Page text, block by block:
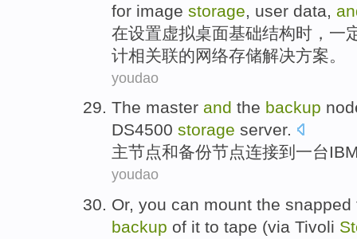
for image storage user data
在设置虚拟桌面基础结构时 ， 一
计相关联的网络存储解决方案。
youdao
The master and the backup
DS4500 storage server.
主节点和备份节点连接到 一台
youdao
Or, you can mount the snapped
backup of it to tape (via Tivoli